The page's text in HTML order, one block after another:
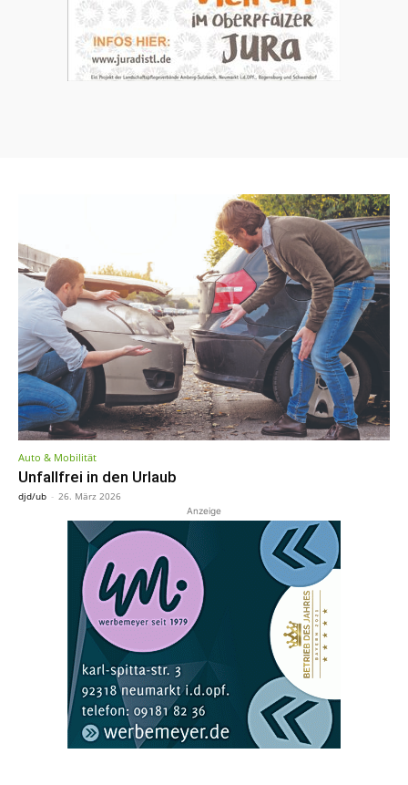
Auto & Mobilität
Unfallfrei in den Urlaub
djd/ub - 26. März 2026
Anzeige